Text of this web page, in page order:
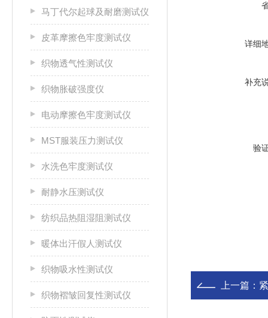
马丁代尔起球及耐磨测试仪
皮革摩擦色牢度测试仪
织物透气性测试仪
织物胀破强度仪
电动摩擦色牢度测试仪
MST服装压力测试仪
水洗色牢度测试仪
耐静水压测试仪
纺织品热阻湿阻测试仪
暖体出汗假人测试仪
织物吸水性测试仪
织物褶皱回复性测试仪
详细
补充
验
上一篇：